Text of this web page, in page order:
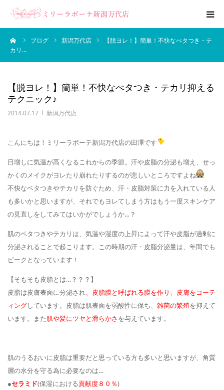
ブログ 新潟万代店
【脱ヨレ！】簡単！不快なべタつき・テ
カリ…
【脱ヨレ！】簡単！不快なべタつき・テカリ抑える
テクニック♪
2014.07.17 新潟万代店
こんにちは！ミリーラボーテ新潟万代店の田澤です
日増しに気温が高くなるこれからの季節。汗や皮脂の分泌も増え、せっ
かくのメイクがヨレたり崩れたりするのが悲しいところですよね
不快なベタつきやテカリを防ぐため、汗・皮脂対策に力を入れている人
も多いかと思いますが、それでもヨレてしまう方はもう一度スキンケア
の見直しをしてみてはいかがでしょうか…？
肌のベタつきやテカリは、気温や湿度の上昇によって汗や皮脂が過剰に
分泌されることで起こります。この時期の汗・皮脂分泌量は、年間でも
ピークとなっています！
【そもそも皮脂とは…？？？】
皮脂は皮膚表面に分泌され、皮脂膜と呼ばれる膜を作り、皮膚をコーテ
ィングしています。皮脂は肌表面を弱酸性に保ち、 雑菌の繁殖を抑えて
います。また肌や髪にツヤと滑らかさを与えています。
肌のうるおいに皮脂は重要だと思っている方も多いと思いますが、角質
層の水分を守る為に必要なのは…
●セラミド(保湿における貢献度８０％)
エステメニュー
ブログ